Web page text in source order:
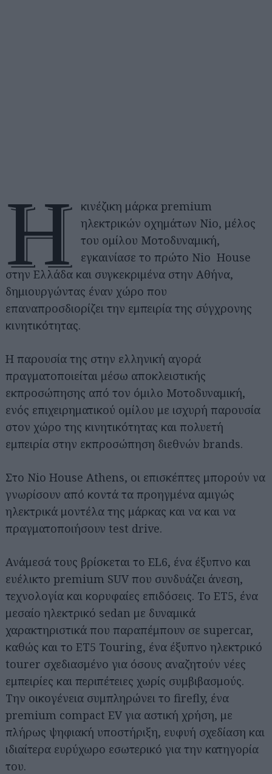
Η
κινέζικη μάρκα premium
ηλεκτρικών οχημάτων Nio, μέλος
του ομίλου Μοτοδυναμική,
εγκαινίασε το πρώτο Nio House
στην Ελλάδα και συγκεκριμένα στην Αθήνα,
δημιουργώντας έναν χώρο που
επαναπροσδιορίζει την εμπειρία της σύγχρονης
κινητικότητας.
Η παρουσία της στην ελληνική αγορά
πραγματοποιείται μέσω αποκλειστικής
εκπροσώπησης από τον όμιλο Μοτοδυναμική,
ενός επιχειρηματικού ομίλου με ισχυρή παρουσία
στον χώρο της κινητικότητας και πολυετή
εμπειρία στην εκπροσώπηση διεθνών brands.
Στο Nio House Athens, οι επισκέπτες μπορούν να
γνωρίσουν από κοντά τα προηγμένα αμιγώς
ηλεκτρικά μοντέλα της μάρκας και να και να
πραγματοποιήσουν test drive.
Ανάμεσά τους βρίσκεται το EL6, ένα έξυπνο και
ευέλικτο premium SUV που συνδυάζει άνεση,
τεχνολογία και κορυφαίες επιδόσεις. Το ET5, ένα
μεσαίο ηλεκτρικό sedan με δυναμικά
χαρακτηριστικά που παραπέμπουν σε supercar,
καθώς και το ET5 Touring, ένα έξυπνο ηλεκτρικό
tourer σχεδιασμένο για όσους αναζητούν νέες
εμπειρίες και περιπέτειες χωρίς συμβιβασμούς.
Την οικογένεια συμπληρώνει το firefly, ένα
premium compact EV για αστική χρήση, με
πλήρως ψηφιακή υποστήριξη, ευφυή σχεδίαση και
ιδιαίτερα ευρύχωρο εσωτερικό για την κατηγορία
του.